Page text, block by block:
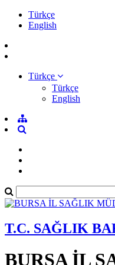
Türkçe
English
Türkçe
Türkçe
English
T.C. SAĞLIK
BURSA İL